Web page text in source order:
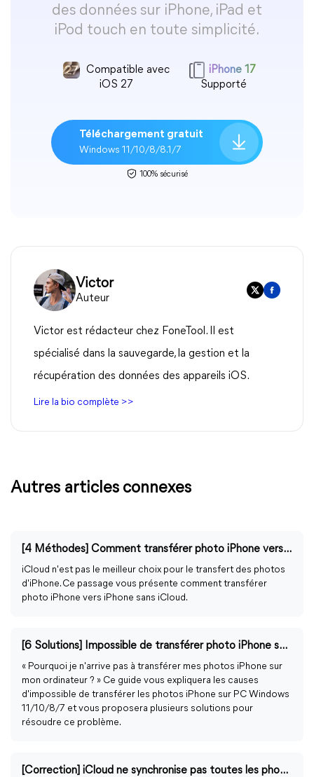
des données sur iPhone, iPad et
iPod touch en toute simplicité.
Compatible avec
iOS 27
iPhone 17
Supporté
Téléchargement gratuit
Windows 11/10/8/8.1/7
100% sécurisé
Victor
Auteur
Victor est rédacteur chez FoneTool. Il est
spécialisé dans la sauvegarde, la gestion et la
récupération des données des appareils iOS.
Lire la bio complète >>
Autres articles connexes
[4 Méthodes] Comment transférer photo iPhone vers iPhone sans iCloud
iCloud n'est pas le meilleur choix pour le transfert des photos
d'iPhone. Ce passage vous présente comment transférer
photo iPhone vers iPhone sans iCloud.
[6 Solutions] Impossible de transférer photo iPhone sur PC Windows 11/10/8/7
« Pourquoi je n'arrive pas à transférer mes photos iPhone sur
mon ordinateur ? » Ce guide vous expliquera les causes
d'impossible de transférer les photos iPhone sur PC Windows
11/10/8/7 et vous proposera plusieurs solutions pour
résoudre ce problème.
[Correction] iCloud ne synchronise pas toutes les photos sur le nouvel iPhone